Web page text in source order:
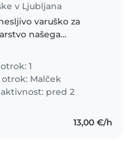
v Ljubljana
varuško za
našega
kmalu star 1 leto.
večinoma za
čas, včasih tudi
Doma..
1
otrok: Malček
pred 2
13,00 €/h